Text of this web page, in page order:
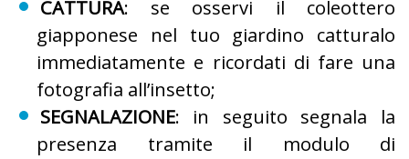
CATTURA: se osservi il coleottero
giapponese nel tuo giardino catturalo
immediatamente e ricordati di fare una
fotografia all’insetto;
SEGNALAZIONE: in seguito segnala la
presenza tramite il modulo di